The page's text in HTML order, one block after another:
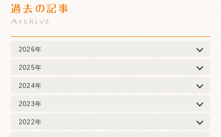
過去の記事
Archive
2026年
2025年
2024年
2023年
2022年